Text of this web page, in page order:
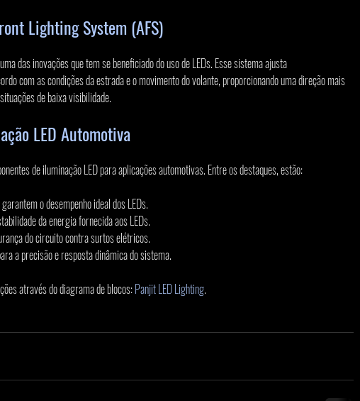
Lighting System (AFS)
das inovações que tem se beneficiado do uso de LEDs. Esse sistema ajusta
com as condições da estrada e o movimento do volante, proporcionando uma direção mais
de baixa visibilidade.
LED Automotiva
de iluminação LED para aplicações automotivas. Entre os destaques, estão:
o desempenho ideal dos LEDs.
da energia fornecida aos LEDs.
do circuito contra surtos elétricos.
a precisão e resposta dinâmica do sistema.
através do diagrama de blocos: Panjit LED Lighting.